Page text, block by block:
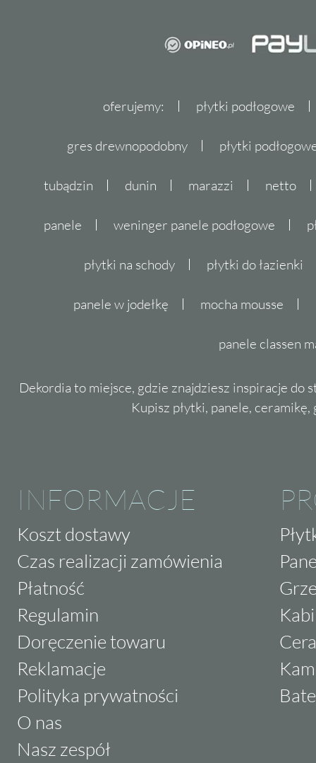
oferujemy: płytki podłogowe
gres drewnopodobny płytki
tubądzin dunin marazzi netto
panele weninger panele podłogowe
płytki na schody płytki do łazienki
panele w jodełkę mocha mousse
panele classen
Dekordia to miejsce, gdzie znajdziesz inspiracje do
Kupisz płytki, panele,
INFORMACJE
Koszt dostawy
Czas realizacji zamówienia
Płatność
Regulamin
Doręczenie towaru
Reklamacje
Polityka prywatności
O nas
Nasz zespół